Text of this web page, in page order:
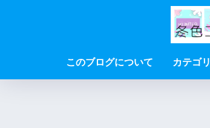
このブログについて カテゴ